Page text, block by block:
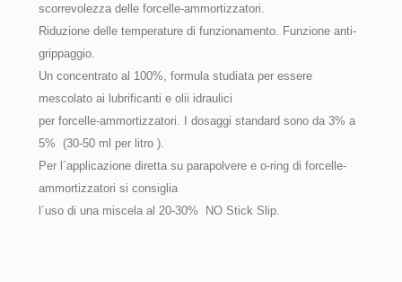
scorrevolezza delle forcelle-ammortizzatori.
Riduzione delle temperature di funzionamento. Funzione anti-
grippaggio.
Un concentrato al 100%, formula studiata per essere
mescolato ai lubrificanti e olii idraulici
per forcelle-ammortizzatori. I dosaggi standard sono da 3% a
5%
(30-50 ml per litro ).
Per l´applicazione diretta su parapolvere e o-ring di forcelle-
ammortizzatori si consiglia
l´uso di una miscela al 20-30%
NO Stick Slip.